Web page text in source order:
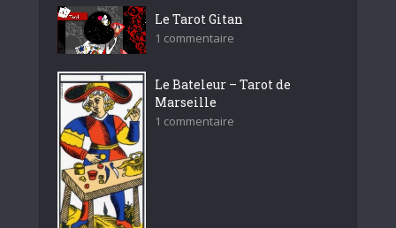
Le Tarot Gitan
1 commentaire
Le Bateleur – Tarot de
Marseille
1 commentaire